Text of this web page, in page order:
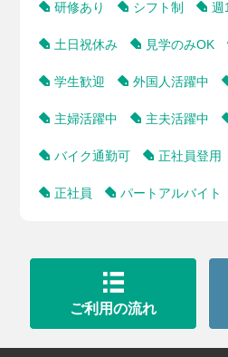
研修あり シフト制 週
土日祝休み 見学のみOK
学生歓迎 外国人活躍中
主婦活躍中 主夫活躍中
バイク通勤可 正社員登用
正社員 パートアルバイト
ご利用の流れ